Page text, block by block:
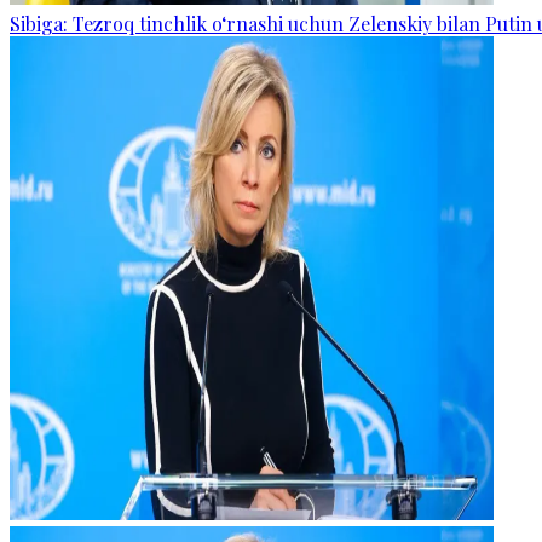
Sibiga: Tezroq tinchlik o‘rnashi uchun Zelenskiy bilan